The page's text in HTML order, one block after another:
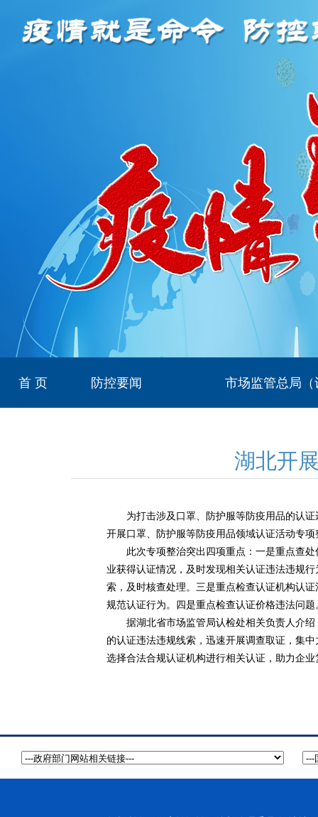
首 页 防控要闻 市场监管总局
湖北开
为打击涉及口罩、防护服等防疫用品的认证
开展口罩、防护服等防疫用品领域认证活动专项
此次专项整治突出四项重点：一是重点查处
业获得认证情况，及时发现相关认证违法违规
索，及时核查处理。三是重点检查认证机构认
规范认证行为。四是重点检查认证价格违法问
据湖北省市场监管局认检处相关负责人介绍
的认证违法违规线索，迅速开展调查取证，集
选择合法合规认证机构进行相关认证，助力企